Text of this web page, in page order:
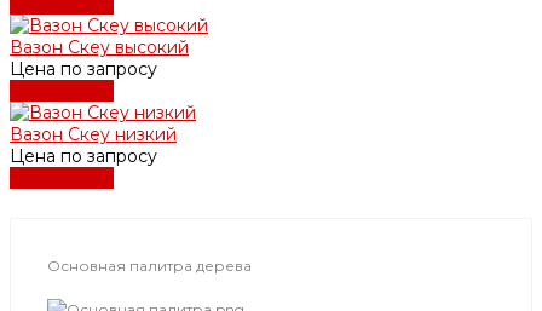
Вазон Скеу высокий
Цена по запросу
Вазон Скеу низкий
Цена по запросу
Основная палитра дерева